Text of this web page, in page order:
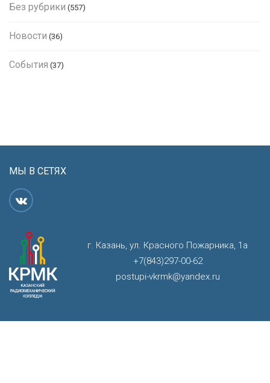
Без рубрики (557)
Новости (36)
События (37)
МЫ В СЕТЯХ
г. Казань, ул. Красного Пожарника, 1а
+7(843)297-00-62
postupi-vkrmk@yandex.ru